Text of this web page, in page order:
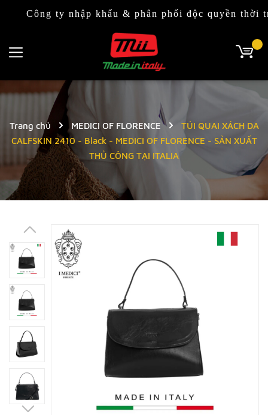
ty nhập khẩu & phân phối độc quyền thời
Trang chủ MEDICI OF FLORENCE
TÚI QUAI XÁCH DA
CALFSKIN 2410 - Black - MEDICI OF FLORENCE - SẢN XUẤT
THỦ CÔNG TẠI ITALIA